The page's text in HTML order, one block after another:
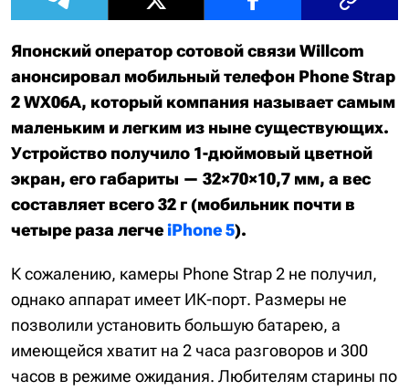
Японский оператор сотовой связи Willcom
анонсировал мобильный телефон Phone Strap
2 WX06A, который компания называет самым
маленьким и легким из ныне существующих.
Устройство получило 1-дюймовый цветной
экран, его габариты — 32×70×10,7 мм, а вес
составляет всего 32 г (мобильник почти в
четыре раза легчеiPhone 5).
К сожалению, камеры Phone Strap 2 не получил,
однако аппарат имеет ИК-порт. Размеры не
позволили установить большую батарею, а
имеющейся хватит на 2 часа разговоров и 300
часов в режиме ожидания. Любителям старины по